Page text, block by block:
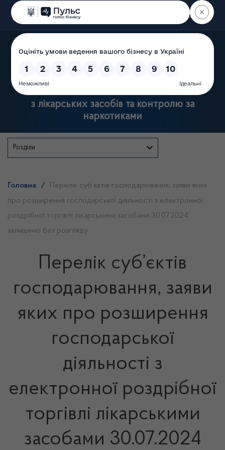
Пошук
Державна служба України
з лікарських засобів та контролю за
наркотиками
Розділи
Головна /
Перелік суб’єктів господарювання, заяви яких
про розширення господарської діяльності з електронної
роздрібної торгівлі лікарськими засобами 30.07.2024
залишено без розгляду
Перелік суб’єктів
господарювання, заяви
яких про розширення
господарської
діяльності з
електронної роздрібної
торгівлі лікарськими
засобами 30.07.2024